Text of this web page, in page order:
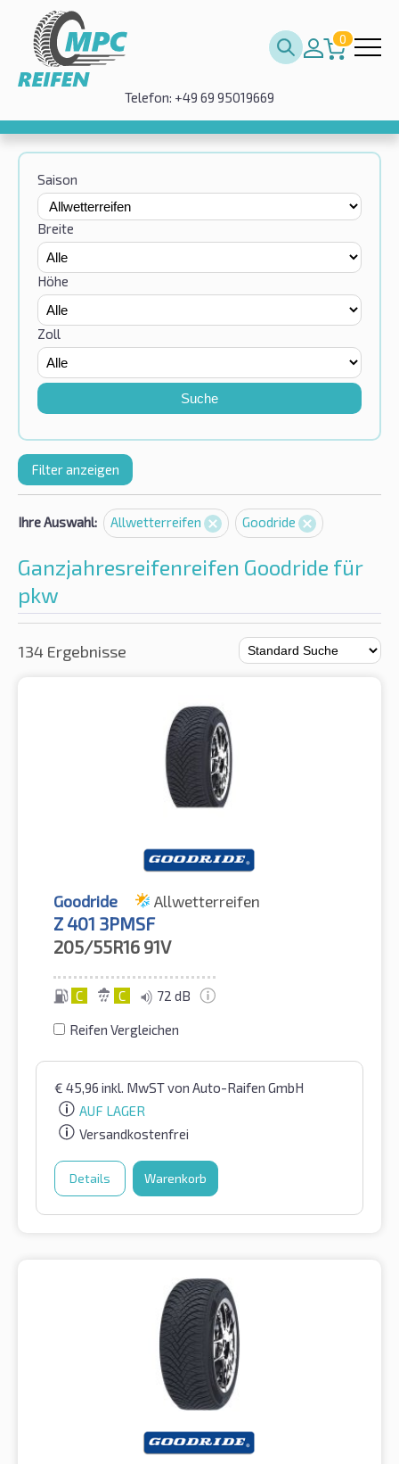
0
Telefon: +49 69 95019669
Saison
Breite
Höhe
Zoll
Suche
Filter anzeigen
Ihre Auswahl: Allwetterreifen Goodride
Ganzjahresreifenreifen Goodride für
pkw
134 Ergebnisse
Goodride Allwetterreifen
Z 401 3PMSF
205/55R16 91V
C C 72 dB
Reifen Vergleichen
€ 45,96 inkl. MwSTvon Auto-Raifen GmbH
AUF LAGER
Versandkostenfrei
Details Warenkorb